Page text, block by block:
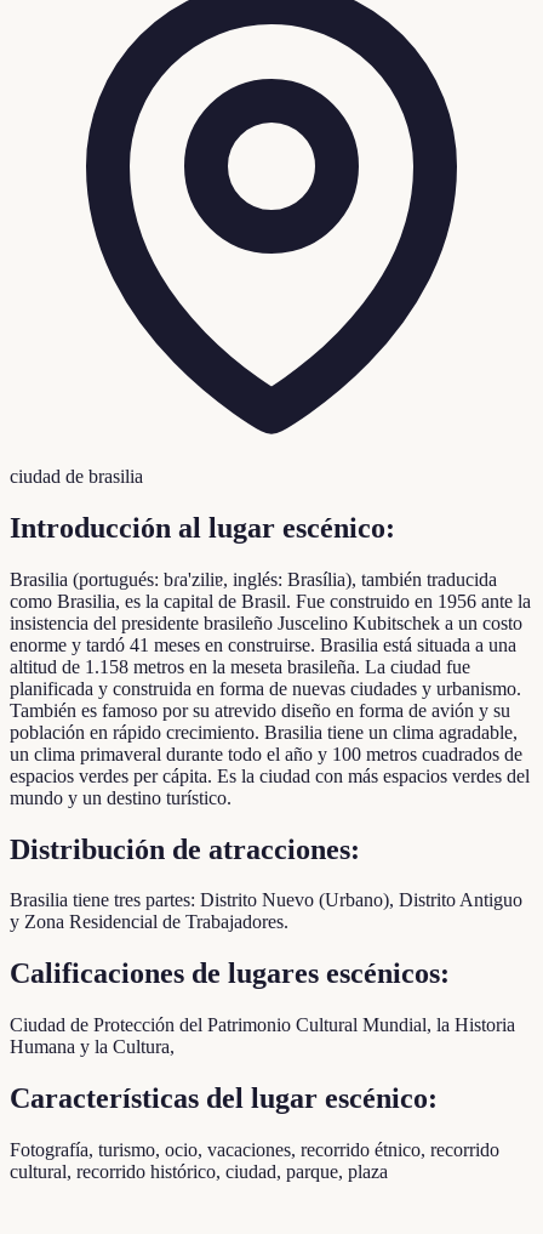
ciudad de brasilia
Introducción al lugar escénico:
Brasilia (portugués: bɾa'ziliɐ, inglés: Brasília), también traducida
como Brasilia, es la capital de Brasil. Fue construido en 1956 ante la
insistencia del presidente brasileño Juscelino Kubitschek a un costo
enorme y tardó 41 meses en construirse. Brasilia está situada a una
altitud de 1.158 metros en la meseta brasileña. La ciudad fue
planificada y construida en forma de nuevas ciudades y urbanismo.
También es famoso por su atrevido diseño en forma de avión y su
población en rápido crecimiento. Brasilia tiene un clima agradable,
un clima primaveral durante todo el año y 100 metros cuadrados de
espacios verdes per cápita. Es la ciudad con más espacios verdes del
mundo y un destino turístico.
Distribución de atracciones:
Brasilia tiene tres partes: Distrito Nuevo (Urbano), Distrito Antiguo
y Zona Residencial de Trabajadores.
Calificaciones de lugares escénicos:
Ciudad de Protección del Patrimonio Cultural Mundial, la Historia
Humana y la Cultura,
Características del lugar escénico:
Fotografía, turismo, ocio, vacaciones, recorrido étnico, recorrido
cultural, recorrido histórico, ciudad, parque, plaza